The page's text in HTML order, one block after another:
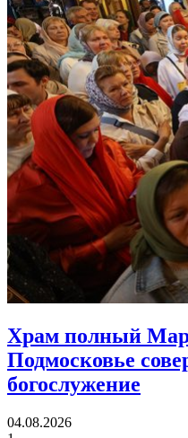
Храм полный
Подмосковье
богослужение
04.08.2026